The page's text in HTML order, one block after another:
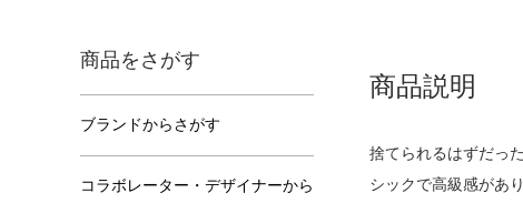
商品説明
捨てられるはずだっ
シックで高級感があ
商品をさがす
ブランドからさがす
コラボレーター・デザイナーから